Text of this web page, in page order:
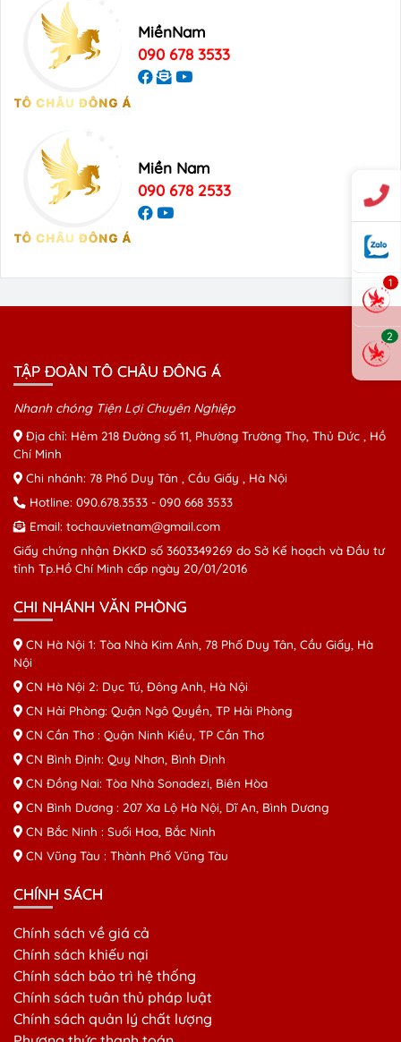
MiềnNam
090 678 3533
Miền Nam
090 678 2533
TẬP ĐOÀN TÔ CHÂU ĐÔNG Á
Nhanh chóng Tiện Lợi Chuyên Nghiệp
Địa chỉ: Hẻm 218 Đường số 11, Phường Trường Thọ, Thủ Đức , Hồ
Chí Minh
Chi nhánh: 78 Phố Duy Tân , Cầu Giấy , Hà Nội
Hotline: 090.678.3533 - 090 668 3533
Email: tochauvietnam@gmail.com
Giấy chứng nhận ĐKKD số 3603349269 do Sở Kế hoạch và Đầu tư
tỉnh Tp.Hồ Chí Minh cấp ngày 20/01/2016
1
2
CHI NHÁNH VĂN PHÒNG
CN Hà Nội 1: Tòa Nhà Kim Ánh, 78 Phố Duy Tân, Cầu Giấy, Hà
Nội
CN Hà Nội 2: Dục Tú, Đông Anh, Hà Nội
CN Hải Phòng: Quận Ngô Quyền, TP Hải Phòng
CN Cần Thơ : Quận Ninh Kiều, TP Cần Thơ
CN Bình Định: Quy Nhơn, Bình Định
CN Đồng Nai: Tòa Nhà Sonadezi, Biên Hòa
CN Bình Dương : 207 Xa Lộ Hà Nội, Dĩ An, Bình Dương
CN Bắc Ninh : Suối Hoa, Bắc Ninh
CN Vũng Tàu : Thành Phố Vũng Tàu
CHÍNH SÁCH
Chính sách về giá cả
Chính sách khiếu nại
Chính sách bảo trì hệ thống
Chính sách tuân thủ pháp luật
Chính sách quản lý chất lượng